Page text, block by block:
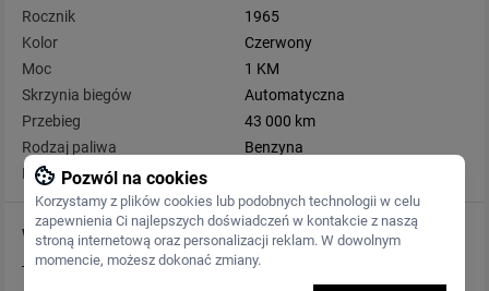
Rocznik
1965
Kolor
Czerwony
Moc
1 KM
Skrzynia biegów
Automatyczna
Przebieg
43 000 km
Rodzaj paliwa
Benzyna
Pojemność
Wyposażenie
Pozwól na cookies
Korzystamy z plików cookies lub podobnych technologii w celu
zapewnienia Ci najlepszych doświadczeń w kontakcie z naszą
stroną internetową oraz personalizacji reklam. W dowolnym
momencie, możesz dokonać zmiany.